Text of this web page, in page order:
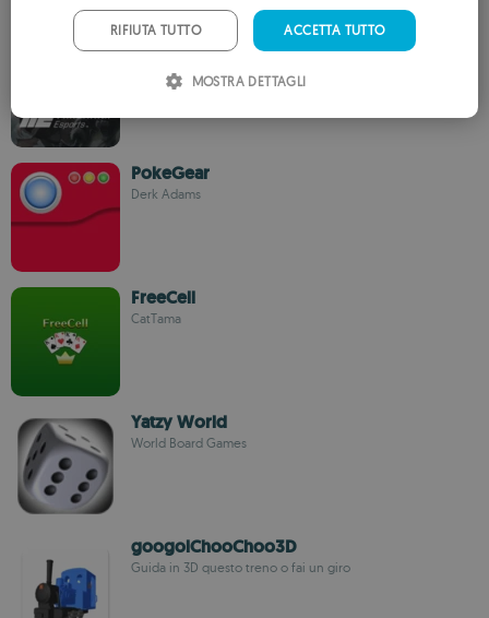
Campioni
DKSquad
PokeGear
Derk Adams
FreeCell
CatTama
Yatzy World
World Board Games
googolChooChoo3D
Guida in 3D questo treno o fai un giro
PORTUGUESE
ACCETTA TUTTO
RIFIUTA TUTTO
MOSTRA DETTAGLI